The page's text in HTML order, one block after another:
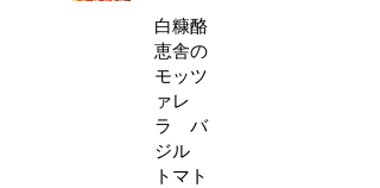
白糠酪
恵舎の
モッツ
ァレ
ラ バ
ジル
トマト